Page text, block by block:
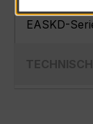
EASKD-